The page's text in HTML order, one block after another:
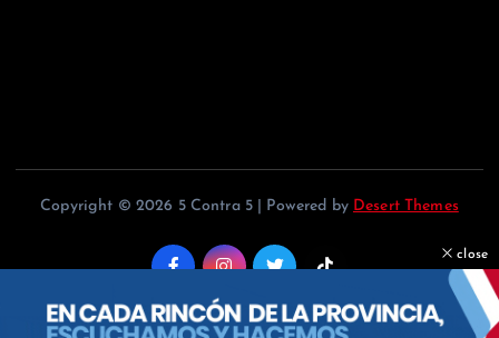
Copyright © 2026 5 Contra 5 | Powered by Desert Themes
Back to Top
close